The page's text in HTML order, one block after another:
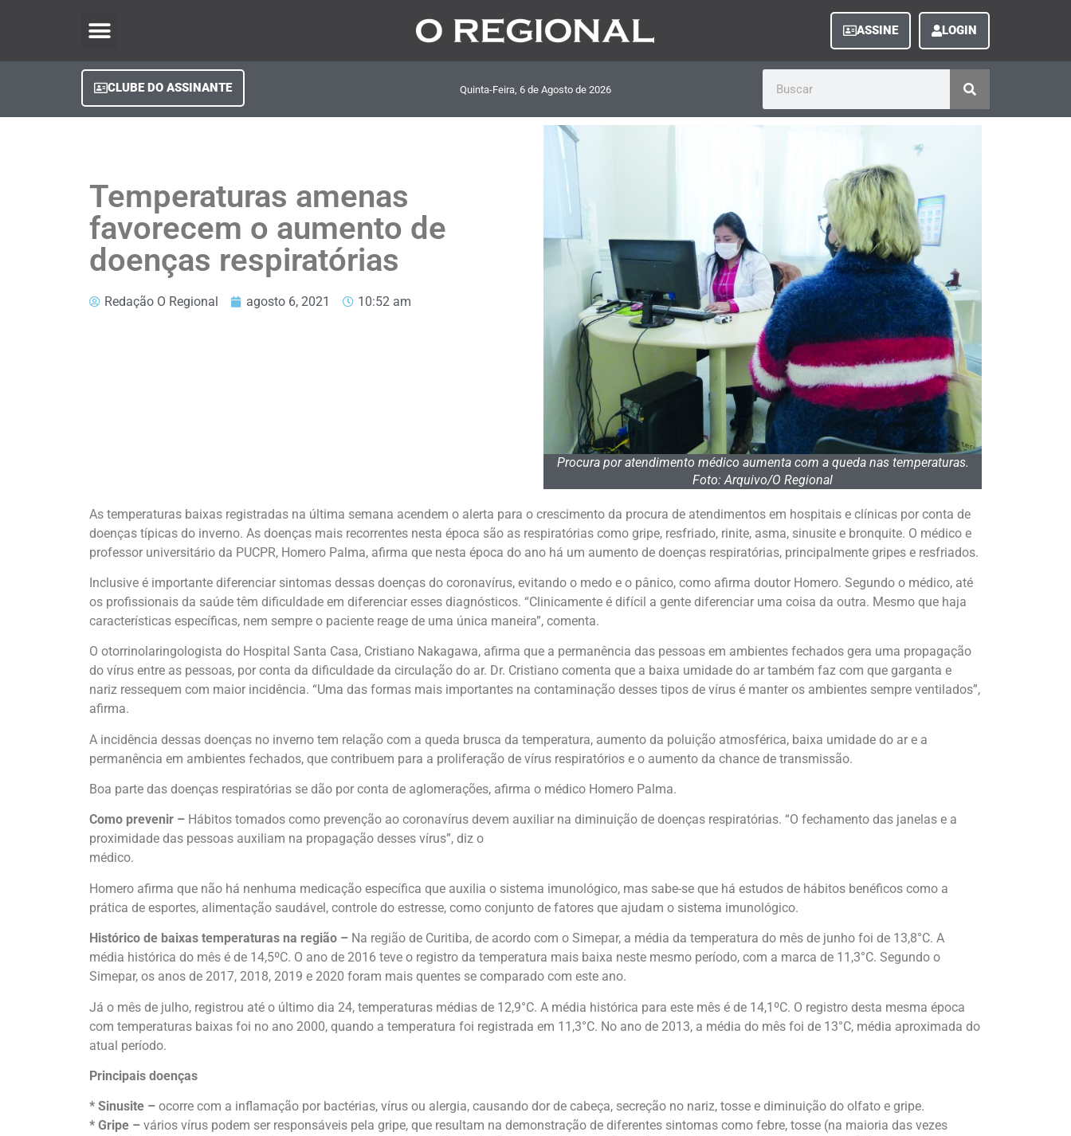
ASSINE LOGIN
CLUBE DO ASSINANTE Quinta-Feira, 6 de Agosto de 2026
Temperaturas amenas
favorecem o aumento de
doenças respiratórias
Redação O Regional agosto 6, 2021 10:52 am
Procura por atendimento médico aumenta com a queda nas temperaturas.
Foto: Arquivo/O Regional
As temperaturas baixas registradas na última semana acendem o alerta para o crescimento da procura de atendimentos em hospitais e clínicas por conta de
doenças típicas do inverno. As doenças mais recorrentes nesta época são as respiratórias como gripe, resfriado, rinite, asma, sinusite e bronquite. O médico e
professor universitário da PUCPR, Homero Palma, afirma que nesta época do ano há um aumento de doenças respiratórias, principalmente gripes e resfriados.
Inclusive é importante diferenciar sintomas dessas doenças do coronavírus, evitando o medo e o pânico, como afirma doutor Homero. Segundo o médico, até
os profissionais da saúde têm dificuldade em diferenciar esses diagnósticos. “Clinicamente é difícil a gente diferenciar uma coisa da outra. Mesmo que haja
características específicas, nem sempre o paciente reage de uma única maneira”, comenta.
O otorrinolaringologista do Hospital Santa Casa, Cristiano Nakagawa, afirma que a permanência das pessoas em ambientes fechados gera uma propagação
do vírus entre as pessoas, por conta da dificuldade da circulação do ar. Dr. Cristiano comenta que a baixa umidade do ar também faz com que garganta e
nariz ressequem com maior incidência. “Uma das formas mais importantes na contaminação desses tipos de vírus é manter os ambientes sempre ventilados”,
afirma.
A incidência dessas doenças no inverno tem relação com a queda brusca da temperatura, aumento da poluição atmosférica, baixa umidade do ar e a
permanência em ambientes fechados, que contribuem para a proliferação de vírus respiratórios e o aumento da chance de transmissão.
Boa parte das doenças respiratórias se dão por conta de aglomerações, afirma o médico Homero Palma.
Como prevenir – Hábitos tomados como prevenção ao coronavírus devem auxiliar na diminuição de doenças respiratórias. “O fechamento das janelas e a
proximidade das pessoas auxiliam na propagação desses vírus”, diz o
médico.
Homero afirma que não há nenhuma medicação específica que auxilia o sistema imunológico, mas sabe-se que há estudos de hábitos benéficos como a
prática de esportes, alimentação saudável, controle do estresse, como conjunto de fatores que ajudam o sistema imunológico.
Histórico de baixas temperaturas na região – Na região de Curitiba, de acordo com o Simepar, a média da temperatura do mês de junho foi de 13,8°C. A
média histórica do mês é de 14,5ºC. O ano de 2016 teve o registro da temperatura mais baixa neste mesmo período, com a marca de 11,3°C. Segundo o
Simepar, os anos de 2017, 2018, 2019 e 2020 foram mais quentes se comparado com este ano.
Já o mês de julho, registrou até o último dia 24, temperaturas médias de 12,9°C. A média histórica para este mês é de 14,1ºC. O registro desta mesma época
com temperaturas baixas foi no ano 2000, quando a temperatura foi registrada em 11,3°C. No ano de 2013, a média do mês foi de 13°C, média aproximada do
atual período.
Principais doenças
* Sinusite – ocorre com a inflamação por bactérias, vírus ou alergia, causando dor de cabeça, secreção no nariz, tosse e diminuição do olfato e gripe.
* Gripe – vários vírus podem ser responsáveis pela gripe, que resultam na demonstração de diferentes sintomas como febre, tosse (na maioria das vezes